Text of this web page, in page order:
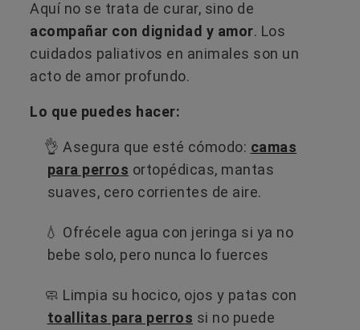
Aquí no se trata de curar, sino de
acompañar con dignidad y amor. Los
cuidados paliativos en animales son un
acto de amor profundo.
Lo que puedes hacer:
👌 Asegura que esté cómodo: camas
para perros ortopédicas, mantas
suaves, cero corrientes de aire.
💧 Ofrécele agua con jeringa si ya no
bebe solo, pero nunca lo fuerces
🧼 Limpia su hocico, ojos y patas con
toallitas para perros si no puede